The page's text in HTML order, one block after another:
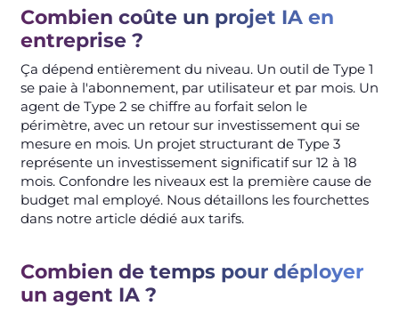
Combien coûte un projet IA en
entreprise ?
Ça dépend entièrement du niveau. Un outil de Type 1
se paie à l'abonnement, par utilisateur et par mois. Un
agent de Type 2 se chiffre au forfait selon le
périmètre, avec un retour sur investissement qui se
mesure en mois. Un projet structurant de Type 3
représente un investissement significatif sur 12 à 18
mois. Confondre les niveaux est la première cause de
budget mal employé. Nous détaillons les fourchettes
dans notre article dédié aux tarifs.
Combien de temps pour déployer
un agent IA ?